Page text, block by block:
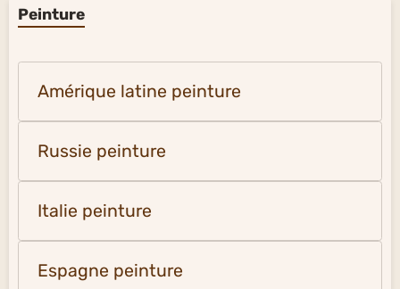
Peinture
Amérique latine peinture
Russie peinture
Italie peinture
Espagne peinture